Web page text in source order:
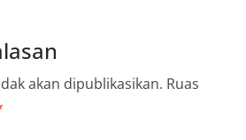
akan dipublikasikan. Ruas